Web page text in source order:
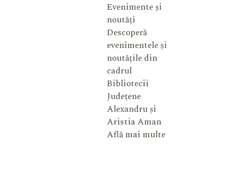
Evenimente și
noutăți
Descoperă
evenimentele și
noutățile din
cadrul
Bibliotecii
Județene
Alexandru și
Aristia Aman
Află mai multe